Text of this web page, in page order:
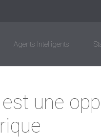
Agents Intelligents
une